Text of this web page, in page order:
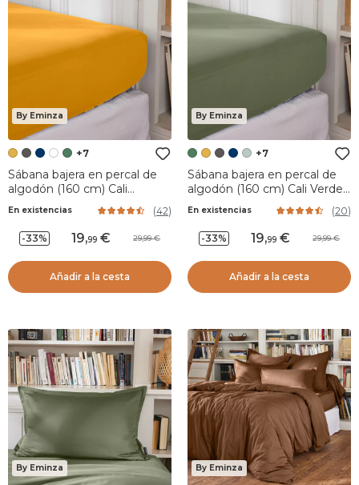
By Eminza
+7
Sábana bajera en percal de
algodón (160 cm) Cali
En existencias (42)
-33% 19,99 29,99
Añadir a la cesta
By Eminza
+7
Sábana bajera en percal de
algodón (160 cm) Cali Verde
En existencias (20)
-33% 19,99 29,99
Añadir a la cesta
By Eminza By Eminza